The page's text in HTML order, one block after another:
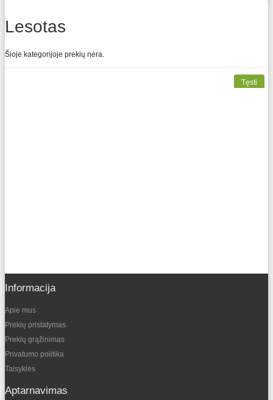
Lesotas
Šioje kategorijoje prekių nėra.
Tęsti
Informacija
Apie mus
Prekių pristatymas
Prekių grąžinimas
Privatumo politika
Taisyklės
Aptarnavimas